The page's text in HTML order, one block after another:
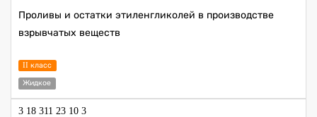
Проливы и остатки этиленгликолей в производстве
взрывчатых веществ
II класс
Жидкое
3 18 311 23 10 3